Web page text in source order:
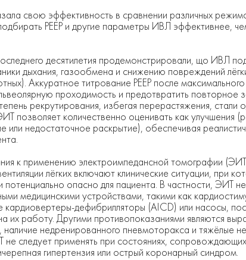
свою эффективность в сравнении различных
PEEP и другие параметры ИВЛ эффективнее,
десятилетия продемонстрировали, що ИВЛ
дыхания, газообмена и снижению повреждений
Аккуратное титрование PEEP после
проходимость и предотвратить повторное
рекрутирования, избегая перерастяжения, стали
позволяет количественно оценивать как улучшения
или недостаточное раскрытие), обеспечивая
к применению электрoимпедансной томографии
лёгких включают клинические ситуации, при
опасно для пациента. В частности, ЭИТ
медицинскими устройствами, такими как
кардиовертеры-дефибрилляторы (AICD) или насосы,
их работу. Другими противопоказаниями являются
наличие недренированного пневмоторакса и тяжёлые
следует применять при состояниях,
гипертензия или острый коронарный синдром.